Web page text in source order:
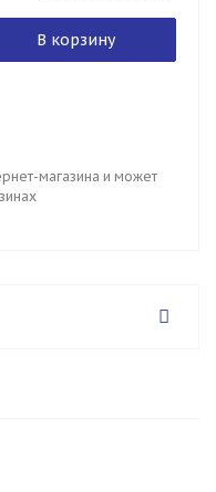
В корзину
магазина и может